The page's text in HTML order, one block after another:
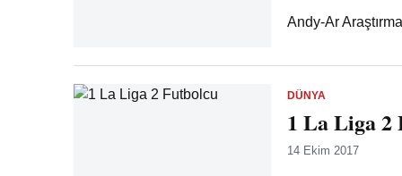
Andy-Ar
DÜNYA
1 La Liga 2
14 Ekim 2017